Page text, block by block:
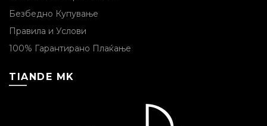
Безбедно Купување
Правила и Услови
100% Гарантирано Плаќање
TIANDE MK